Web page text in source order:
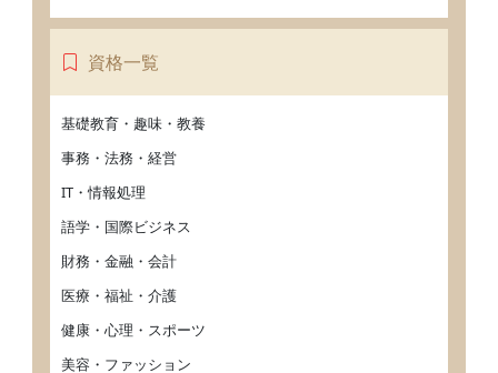
資格一覧
基礎教育・趣味・教養
事務・法務・経営
IT・情報処理
語学・国際ビジネス
財務・金融・会計
医療・福祉・介護
健康・心理・スポーツ
美容・ファッション